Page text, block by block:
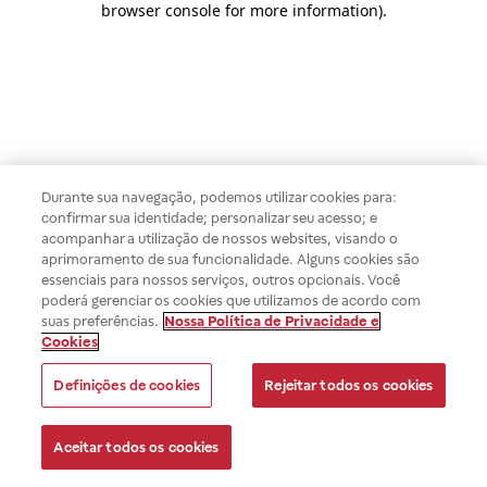
browser console for more information).
Durante sua navegação, podemos utilizar cookies para:
confirmar sua identidade; personalizar seu acesso; e
acompanhar a utilização de nossos websites, visando o
aprimoramento de sua funcionalidade. Alguns cookies são
essenciais para nossos serviços, outros opcionais. Você
poderá gerenciar os cookies que utilizamos de acordo com
suas preferências. Nossa Política de Privacidade e
Cookies
Definições de cookies Rejeitar todos os cookies
Aceitar todos os cookies